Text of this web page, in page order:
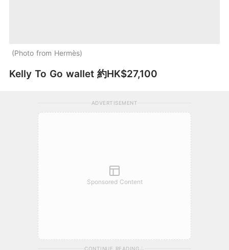
Photo from Hermès
Kelly To Go wallet 約HK$27,100
ADVERTISEMENT
Sponsored Content
CONTINUE READING